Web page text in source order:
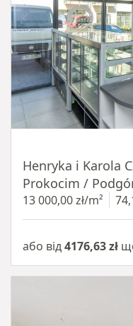
Henryka i Karola
Prokocim /
13 000,00 zł/m²
або від4176,63 zł